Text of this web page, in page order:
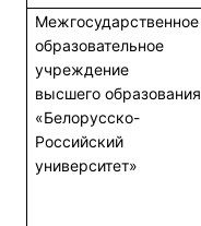
Межгосударственное
образовательное
учреждение
высшего образования
«Белорусско-
Российский
университет»